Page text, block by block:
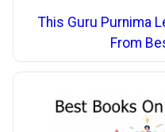
This Guru Purnima
From